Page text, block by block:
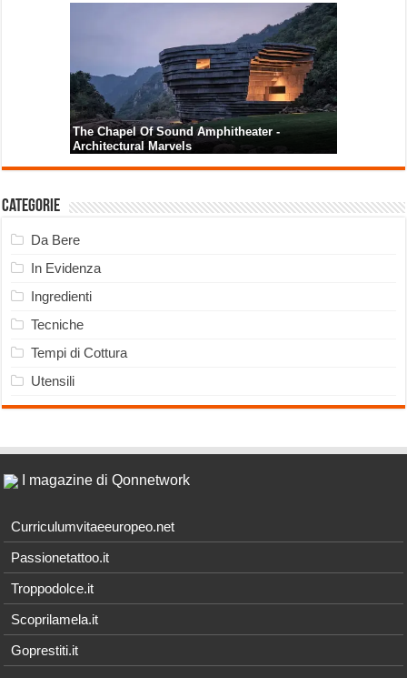
Categorie
Da Bere
In Evidenza
Ingredienti
Tecniche
Tempi di Cottura
Utensili
I magazine di Qonnetwork
Curriculumvitaeeuropeo.net
Passionetattoo.it
Troppodolce.it
Scoprilamela.it
Goprestiti.it